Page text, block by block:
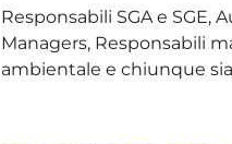
Responsabili SGA e SGE,
Managers, Responsabili
ambientale e chiunque